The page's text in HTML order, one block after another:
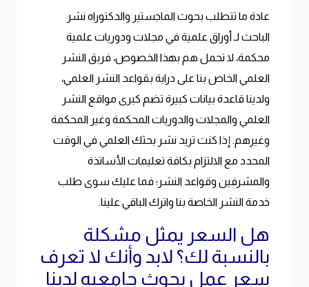
عادة ما تتطلب بحوث الماجستير والدكتوراه نشر
الباحث لـ أوراق علمية في مجلات ودوريات علمية
محكمة، لا تحمل هم بهذا الخصوص، فريق النشر
العلمي الخاص بنا على دراية بقواعد النشر العلمي،
ولدينا قاعدة بيانات كبيرة تضم كبرى مواقع النشر
العلمي والمجلات والدوريات المحكمة وغير المحكمة
وغيرهم. إذا كنت تريد نشر بحثك العلمي في الوقت
المحدد مع الالتزام بكافة تعليمات الأساتذة
والمشرفين وقواعد النشر؛ فما عليك سوى طلب
خدمة النشر الخاصة بنا واترك الباقي علينا.
هل السعر يمثل مشكلة
بالنسبة لك؟ لابد وأنك لا تعرف
سعر عمل بحوث جامعيه لدينا